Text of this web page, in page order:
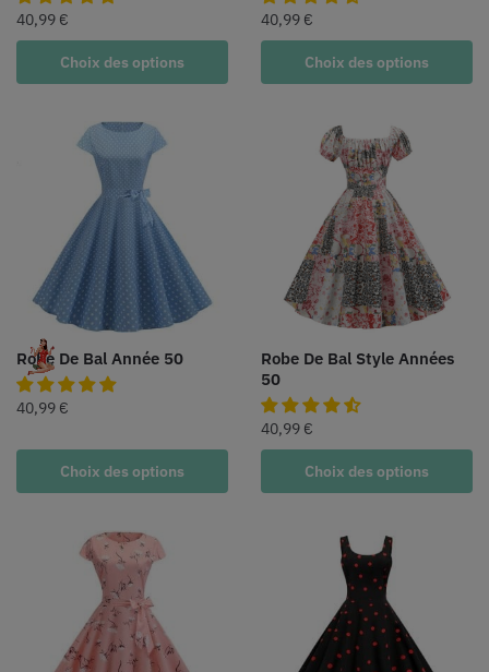
40,99 €
Choix des options
40,99 €
Choix des options
Robe De Bal Année 50
40,99 €
Choix des options
Robe De Bal Style Années
50
40,99 €
Choix des options